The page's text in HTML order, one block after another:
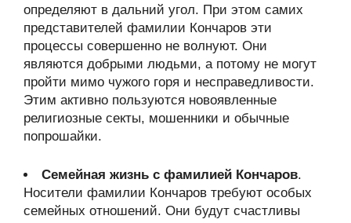
определяют в дальний угол. При этом самих
представителей фамилии Кончаров эти
процессы совершенно не волнуют. Они
являются добрыми людьми, а потому не могут
пройти мимо чужого горя и несправедливости.
Этим активно пользуются новоявленные
религиозные секты, мошенники и обычные
попрошайки.
Семейная жизнь с фамилией Кончаров.
Носители фамилии Кончаров требуют особых
семейных отношений. Они будут счастливы